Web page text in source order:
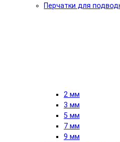
Перчатки для
2 мм
3 мм
5 мм
7 мм
9 мм